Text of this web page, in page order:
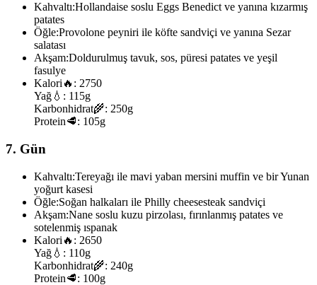
Kahvaltı:Hollandaise soslu Eggs Benedict ve yanına kızarmış
patates
Öğle:Provolone peyniri ile köfte sandviçi ve yanına Sezar
salatası
Akşam:Doldurulmuş tavuk, sos, püresi patates ve yeşil
fasulye
Kalori 🔥: 2750
Yağ 💧: 115g
Karbonhidrat🌾: 250g
Protein🥩: 105g
7. Gün
Kahvaltı:Tereyağı ile mavi yaban mersini muffin ve bir Yunan
yoğurt kasesi
Öğle:Soğan halkaları ile Philly cheesesteak sandviçi
Akşam:Nane soslu kuzu pirzolası, fırınlanmış patates ve
sotelenmiş ıspanak
Kalori 🔥: 2650
Yağ 💧: 110g
Karbonhidrat🌾: 240g
Protein🥩: 100g